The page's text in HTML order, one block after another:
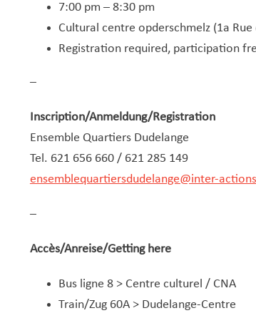
7:00 pm – 8:30 pm
Cultural centre opderschmelz (1a
Registration required, participation
–
Inscription/Anmeldung/Registration
Ensemble Quartiers Dudelange
Tel. 621 656 660 / 621 285 149
ensemblequartiersdudelange@inter-
–
Accès/Anreise/Getting here
Bus ligne 8 > Centre culturel / CNA
Train/Zug 60A > Dudelange-Centre